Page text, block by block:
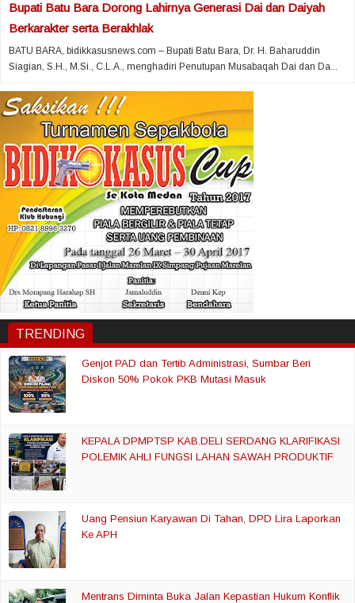
Bupati Batu Bara Dorong Lahirnya Generasi Dai dan Daiyah
Berkarakter serta Berakhlak
BATU BARA, bidikkasusnews.com – Bupati Batu Bara, Dr. H. Baharuddin
Siagian, S.H., M.Si., C.L.A., menghadiri Penutupan Musabaqah Dai dan Da...
TRENDING
Genjot PAD dan Tertib Administrasi, Sumbar Beri
Diskon 50% Pokok PKB Mutasi Masuk
KEPALA DPMPTSP KAB.DELI SERDANG KLARIFIKASI
POLEMIK AHLI FUNGSI LAHAN SAWAH PRODUKTIF
Uang Pensiun Karyawan Di Tahan, DPD Lira Laporkan
Ke APH
Mentrans Diminta Buka Jalan Kepastian Hukum Konflik